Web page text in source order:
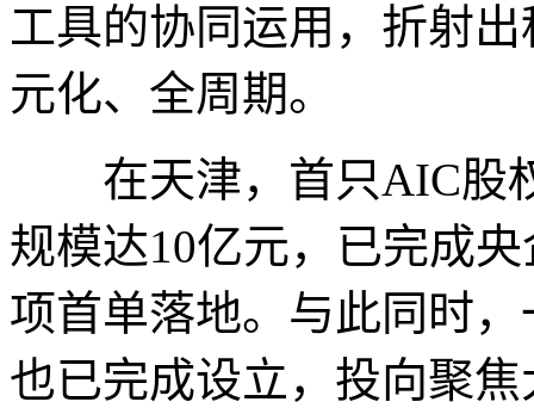
工具的协同运用，折射
元化、全周期。
在天津，首只AIC股
规模达10亿元，已完成
项首单落地。与此同时
也已完成设立，投向聚